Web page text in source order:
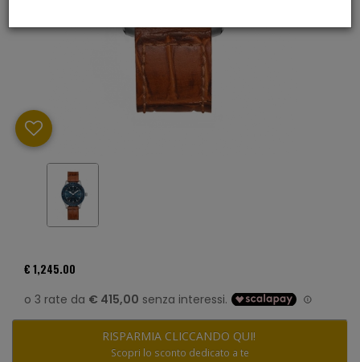
€ 1,245.00
RISPARMIA CLICCANDO QUI!
Scopri lo sconto dedicato a te